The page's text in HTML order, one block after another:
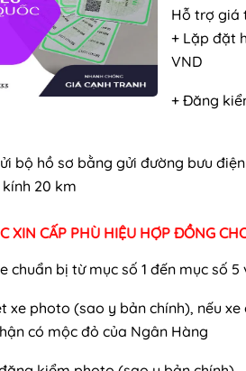
Hỗ trợ giá
+ Lặp đặt
VND
+ Đăng
bộ hồ sơ bằng gửi đường bưu
20 km
XIN CẤP PHÙ HIỆU HỢP ĐỒNG
chuẩn bị từ mục số 1 đến mục số
xe photo (sao y bản chính), nếu
có mộc đỏ của Ngân Hàng